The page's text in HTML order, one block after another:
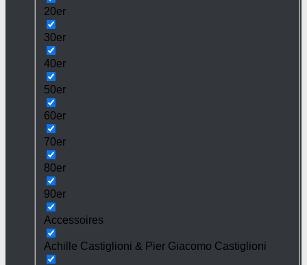
20er
30er
40er
50er
60er
70er
80er
90er
Accessoires
Achille Castiglioni & Pier Giacomo Castiglioni